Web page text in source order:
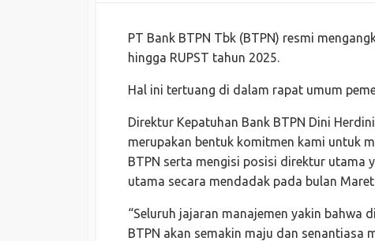
PT Bank BTPN Tbk (BTPN) resmi
hingga RUPST tahun 2025.
Hal ini tertuang di dalam rapat umum
Direktur Kepatuhan Bank BTPN Dini
merupakan bentuk komitmen kami untuk
BTPN serta mengisi posisi direktur utama
utama secara mendadak pada bulan
“Seluruh jajaran manajemen yakin bahwa
BTPN akan semakin maju dan senantiasa